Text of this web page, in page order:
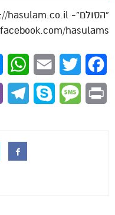
hasulams
Facebook
Twitter
Email
Print
Message
Skype